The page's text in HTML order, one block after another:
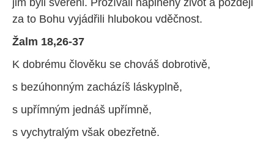
jim byli svěřeni. Prožívali naplněný život a později
za to Bohu vyjádřili hlubokou vděčnost.
Žalm 18,26-37
K dobrému člověku se chováš dobrotivě,
s bezúhonným zacházíš láskyplně,
s upřímným jednáš upřímně,
s vychytralým však obezřetně.